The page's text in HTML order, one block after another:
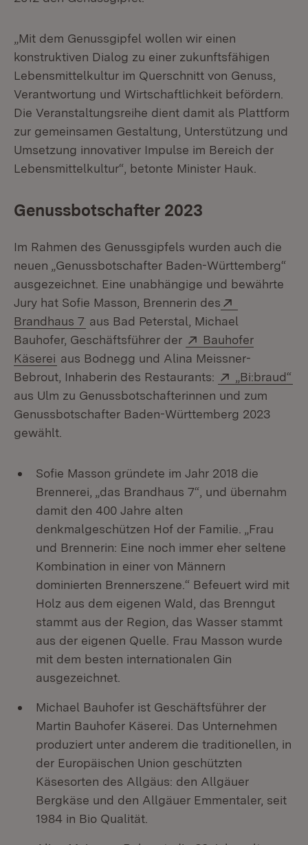
„Mit dem Genussgipfel wollen wir einen
konstruktiven Dialog zu einer zukunftsfähigen
Lebensmittelkultur im Querschnitt von Genuss,
Verantwortung und Wirtschaftlichkeit befördern.
Die Veranstaltungsreihe dient damit als Plattform
zur gemeinsamen Gestaltung, Unterstützung und
Umsetzung innovativer Impulse im Bereich der
Lebensmittelkultur“, betonte Minister Hauk.
Genussbotschafter 2023
Im Rahmen des Genussgipfels wurden auch die
neuen „Genussbotschafter Baden-Württemberg“
ausgezeichnet. Eine unabhängige und bewährte
Jury hat Sofie Masson, Brennerin des
Brandhaus 7 (Öffnet in neuem Fenster)
aus Bad Peterstal, Michael
Bauhofer, Geschäftsführer der
Extern:
Bauhofer
Käserei (Öffnet in neuem Fenster)
aus Bodnegg und Alina Meissner-
Bebrout, Inhaberin des Restaurants:
Extern:
„Bi:braud“
aus Ulm zu Genussbotschafterinnen und zum
Genussbotschafter Baden-Württemberg 2023
gewählt.
Sofie Masson gründete im Jahr 2018 die
Brennerei, „das Brandhaus 7“, und übernahm
damit den 400 Jahre alten
denkmalgeschützen Hof der Familie. „Frau
und Brennerin: Eine noch immer eher seltene
Kombination in einer von Männern
dominierten Brennerszene.“ Befeuert wird mit
Holz aus dem eigenen Wald, das Brenngut
stammt aus der Region, das Wasser stammt
aus der eigenen Quelle. Frau Masson wurde
mit dem besten internationalen Gin
ausgezeichnet.
Michael Bauhofer ist Geschäftsführer der
Martin Bauhofer Käserei. Das Unternehmen
produziert unter anderem die traditionellen, in
der Europäischen Union geschützten
Käsesorten des Allgäus: den Allgäuer
Bergkäse und den Allgäuer Emmentaler, seit
1984 in Bio Qualität.